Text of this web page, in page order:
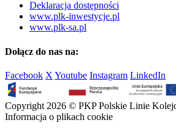
Deklaracja dostępności
www.plk-inwestycje.pl
www.plk-sa.pl
Dołącz do nas na:
Facebook X Youtube Instagram LinkedIn
Copyright 2026 © PKP Polskie Linie
Informacja o plikach cookie